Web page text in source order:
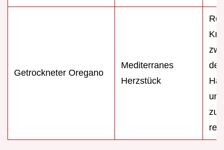
Getrockneter Oregano
Mediterranes
Herzstück
den
um
zu